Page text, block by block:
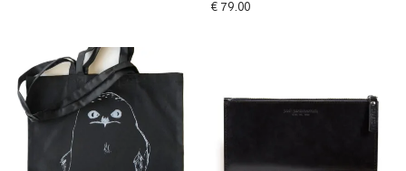
€ 79.00